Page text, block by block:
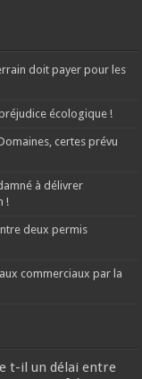
doit payer pour les
écologique !
certes prévu
à délivrer
!
deux permis
commerciaux par la
t-il un délai entre